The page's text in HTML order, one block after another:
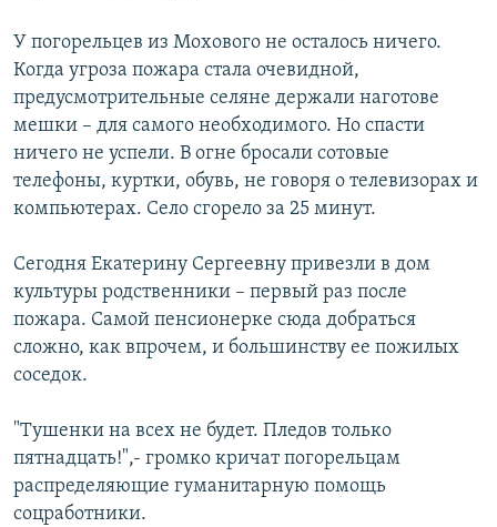
У погорельцев из Мохового не осталось ничего.
Когда угроза пожара стала очевидной,
предусмотрительные селяне держали наготове
мешки – для самого необходимого. Но спасти
ничего не успели. В огне бросали сотовые
телефоны, куртки, обувь, не говоря о телевизорах и
компьютерах. Село сгорело за 25 минут.
Сегодня Екатерину Сергеевну привезли в дом
культуры родственники – первый раз после
пожара. Самой пенсионерке сюда добраться
сложно, как впрочем, и большинству ее пожилых
соседок.
"Тушенки на всех не будет. Пледов только
пятнадцать!",- громко кричат погорельцам
распределяющие гуманитарную помощь
соцработники.